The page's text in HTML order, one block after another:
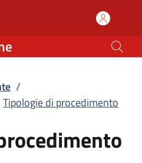
scheda).
/
Tipologie di procedimento